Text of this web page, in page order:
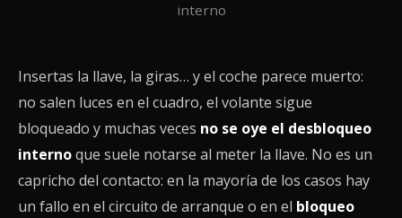
interno
Insertas la llave, la giras… y el coche parece muerto:
no salen luces en el cuadro, el volante sigue
bloqueado y muchas veces no se oye el desbloqueo
internoque suele notarse al meter la llave. No es un
capricho del contacto: en la mayoría de los casos hay
un fallo en el circuito de arranque o en el bloqueo